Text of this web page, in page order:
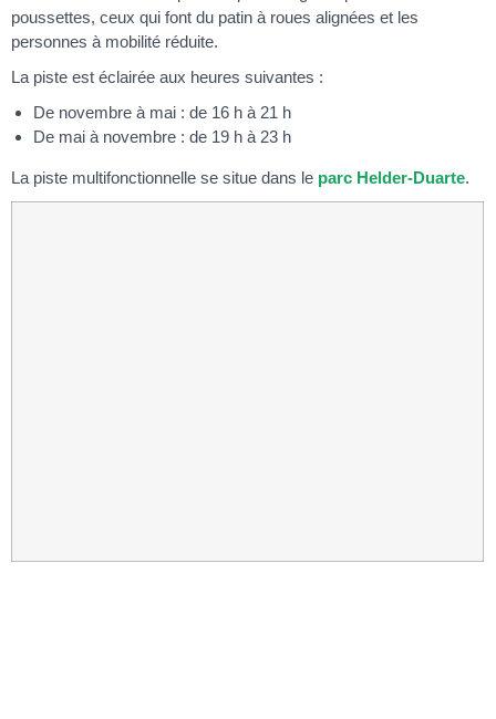
poussettes, ceux qui font du patin à roues alignées et les
personnes à mobilité réduite.
La piste est éclairée aux heures suivantes :
De novembre à mai : de 16 h à 21 h
De mai à novembre : de 19 h à 23 h
La piste multifonctionnelle se situe dans le parc Helder-Duarte.